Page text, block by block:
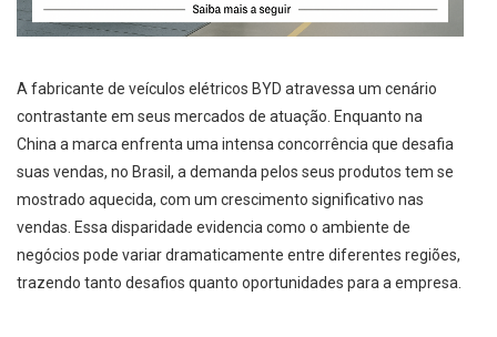
A fabricante de veículos elétricos BYD atravessa um cenário
contrastante em seus mercados de atuação. Enquanto na
China a marca enfrenta uma intensa concorrência que desafia
suas vendas, no Brasil, a demanda pelos seus produtos tem se
mostrado aquecida, com um crescimento significativo nas
vendas. Essa disparidade evidencia como o ambiente de
negócios pode variar dramaticamente entre diferentes regiões,
trazendo tanto desafios quanto oportunidades para a empresa.